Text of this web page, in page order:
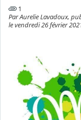
1
Par Aurelie Lavadoux,
le vendredi 26 février